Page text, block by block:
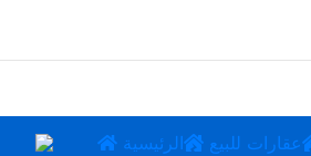
الرئيسية عقارات للبيع